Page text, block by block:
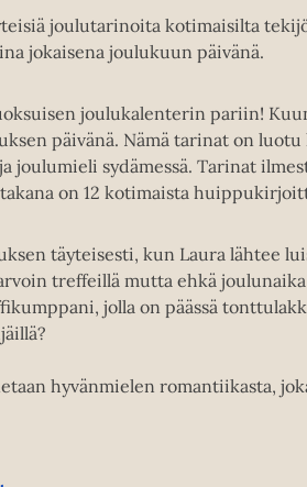
joulutarinoita kotimaisilta
jokaisena joulukuun päivänä.
joulukalenterin pariin!
päivänä. Nämä tarinat on
joulumieli sydämessä. Tarinat
on 12 kotimaista
täyteisesti, kun Laura lähtee
treffeillä mutta ehkä
jolla on päässä
hyvänmielen romantiikasta,